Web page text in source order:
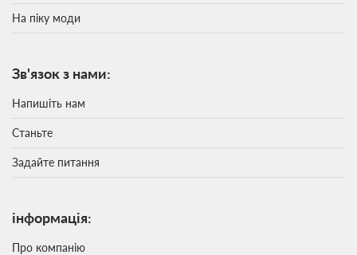
На піку моди
Зв'язок з нами:
Напишіть нам
Станьте
Задайте питання
інформація:
Про компанію